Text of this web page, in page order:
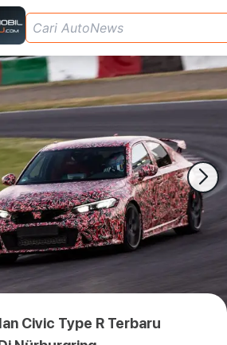
Civic Type R Terbaru